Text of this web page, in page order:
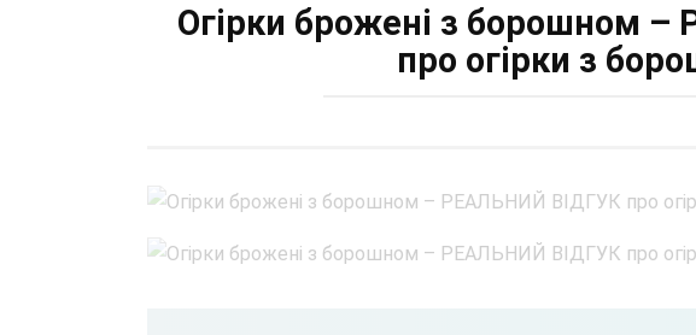
Огірки брожені з борошном
про огірки з